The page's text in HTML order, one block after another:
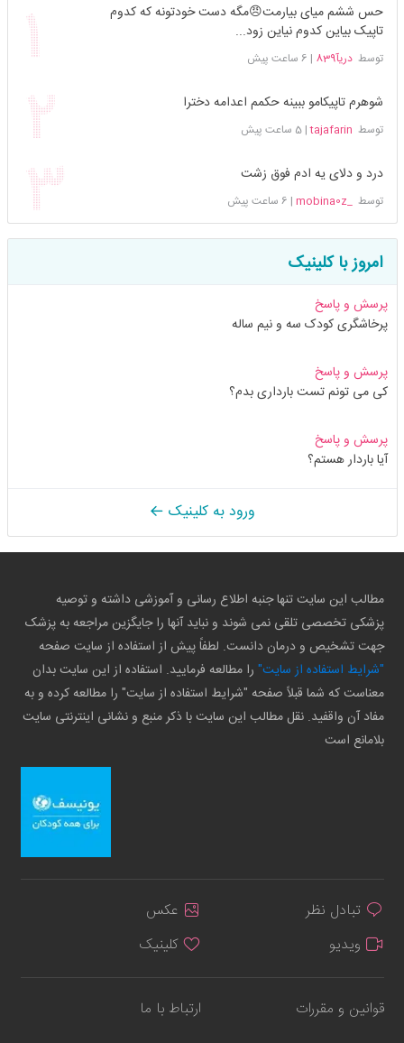
حس ششم میای بیارمت😠مگه دست خودتونه که کدوم
تاپیک بیاین کدوم نیاین زود...
توسطدریآ839 | 6 ساعت پیش
شوهرم تاپیکامو ببینه حکمم اعدامه دخترا
توسط tajafarin
|5 ساعت پیش
درد و دلای یه ادم فوق زشت
توسط_mobina0z
| 6 ساعت پیش
امروز با کلینیک
پرسش و پاسخ
پرخاشگری کودک سه و نیم ساله
پرسش و پاسخ
کی می تونم تست بارداری بدم؟
پرسش و پاسخ
آیا باردار هستم؟
ورود به کلینیک
مطالب این سایت تنها جنبه اطلاع رسانی و آموزشی داشته و توصیه
پزشکی تخصصی تلقی نمی شوند و نباید آنها را جایگزین مراجعه به پزشک
جهت تشخیص و درمان دانست. لطفاً پیش از استفاده از سایت صفحه
"شرایط استفاده از سایت" را مطالعه فرمایید. استفاده از این سایت بدان
معناست که شما قبلاً صفحه "شرایط استفاده از سایت" را مطالعه کرده و به
مفاد آن واقفید. نقل مطالب این سایت با ذکر منبع و نشانی اینترنتی سایت
بلامانع است
تبادل نظر
عکس
ویدیو
کلینیک
قوانین و مقررات ارتباط با ما